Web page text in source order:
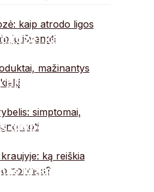
kaip
išvengti
produktai,
kiekį
grybelis:
kraujyje: